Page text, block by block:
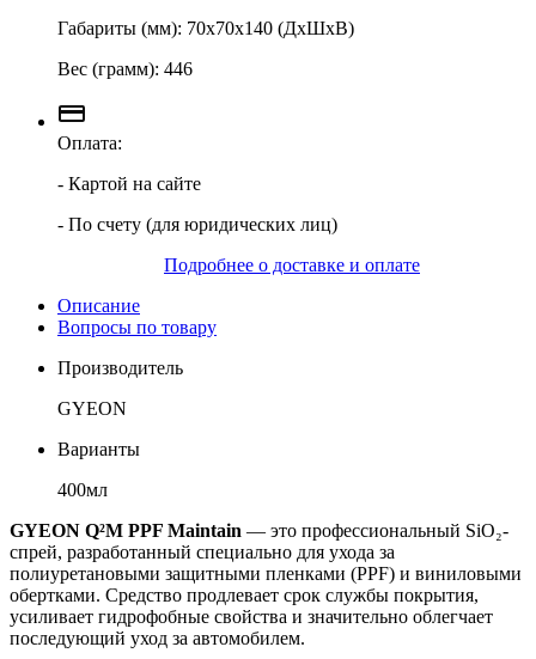
Габариты (мм): 70х70х140 (ДхШхВ)
Вес (грамм): 446
Оплата:
- Картой на сайте
- По счету (для юридических лиц)
Подробнее о доставке и оплате
Описание
Вопросы по товару
Производитель
GYEON
Варианты
400мл
GYEON Q²M PPF Maintain — это профессиональный SiO₂-
спрей, разработанный специально для ухода за
полиуретановыми защитными пленками (PPF) и виниловыми
обертками. Средство продлевает срок службы покрытия,
усиливает гидрофобные свойства и значительно облегчает
последующий уход за автомобилем.